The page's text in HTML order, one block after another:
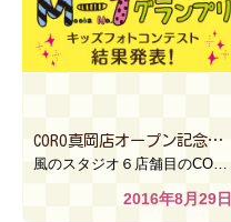
CORO真岡店オープン記念フォトコンテスト結果発表！
2016年8月29日